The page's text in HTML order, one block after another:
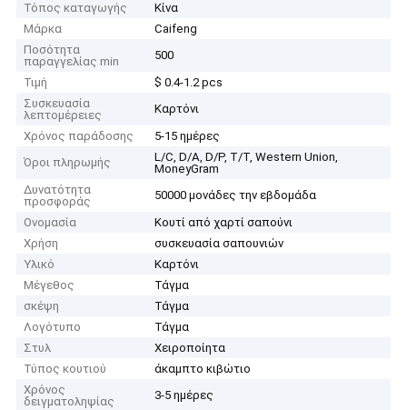
Τόπος καταγωγής
Κίνα
Μάρκα
Caifeng
Ποσότητα
παραγγελίας min
500
Τιμή
$ 0.4-1.2 pcs
Συσκευασία
λεπτομέρειες
Καρτόνι
Χρόνος παράδοσης
5-15 ημέρες
Όροι πληρωμής
L/C, D/A, D/P, T/T, Western Union,
MoneyGram
Δυνατότητα
προσφοράς
50000 μονάδες την εβδομάδα
Ονομασία
Κουτί από χαρτί σαπούνι
Χρήση
συσκευασία σαπουνιών
Υλικό
Καρτόνι
Μέγεθος
Τάγμα
σκέψη
Τάγμα
Λογότυπο
Τάγμα
Στυλ
Χειροποίητα
Τύπος κουτιού
άκαμπτο κιβώτιο
Χρόνος
δειγματοληψίας
3-5 ημέρες